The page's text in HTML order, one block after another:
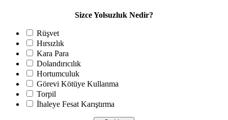
Sizce Yolsuzluk Nedir?
Rüşvet
Hırsızlık
Kara Para
Dolandırıcılık
Hortumculuk
Görevi Kötüye Kullanma
Torpil
İhaleye Fesat Karıştırma